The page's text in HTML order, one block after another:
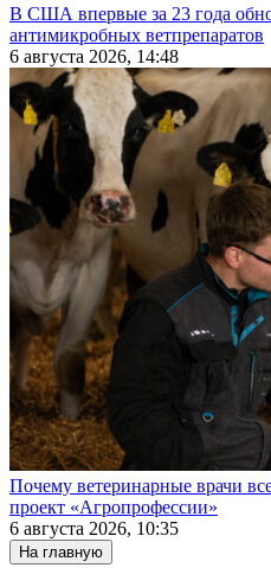
В США впервые за 23 года
антимикробных ветпрепаратов
6 августа 2026, 14:48
Почему ветеринарные врачи
проект «Агропрофессии»
6 августа 2026, 10:35
На главную